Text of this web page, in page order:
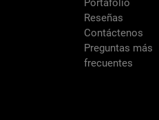
Portafolio
Reseñas
Contáctenos
Preguntas más
frecuentes